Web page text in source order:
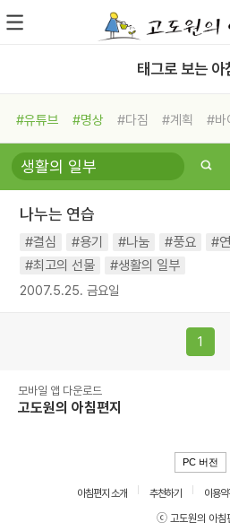
태그로 보는 아
#유튜브 #명상 #다짐 #계획 #바
#비전캠프
#독서캠프 #삶
#희망
#나눔 #친구 #링컨학교
#독서
#건강
나누는 연습
#결심 #용기 #나눔 #풍요 #
#최고의 선물
#생활의 일부
2007.5.25. 금요일
1
모바일 앱 다운로드
고도원의 아침편지
PC 버전
아침편지 소개 추천하기 이용약
ⓒ 고도원의 아침